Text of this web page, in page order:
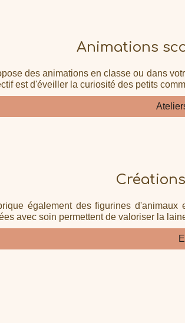
Animations
des animations en classe ou dans
est d'éveiller la curiosité des petits
également des figurines
avec soin permettent de valoriser la